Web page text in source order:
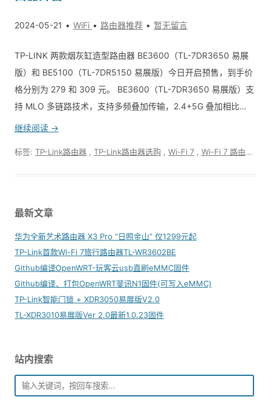
2024-05-21 WiFi 路由器推荐 暂无留言
TP-LINK 两款烟灰缸造型路由器 BE3600（TL-7DR3650 易展
版）和 BE5100（TL-7DR5150 易展版）今日开启预售，到手价
格分别为 279 和 309 元。 BE3600（TL-7DR3650 易展版）支
持 MLO 多链路技术，支持多频叠加传输，2.4+5G 叠加相比…
继续阅读 →
标签: TP-Link路由器 TP-Link路由器选购 Wi-Fi 7 Wi-Fi 7 路由器
最新文章
华为全新艺术路由器 X3 Pro “日照金山” 仅1299元起
TP-Link首款Wi-Fi 7旅行路由器TL-WR3602BE
Github编译OpenWRT-玩客云usb直刷eMMC固件
Github编译、打包OpenWRT斐讯N1固件(可写入eMMC)
TP-Link智能门锁 + XDR3050易展版V2.0
TL-XDR3010易展版Ver 2.0最新1.0.23固件
站内搜索